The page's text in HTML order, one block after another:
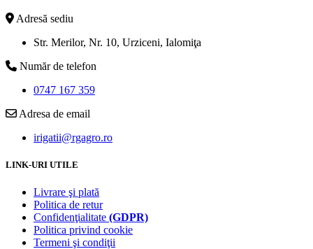
Adresă sediu
Str. Merilor, Nr. 10, Urziceni, Ialomiţa
Număr de telefon
0747 167 359
Adresa de email
irigatii@rgagro.ro
LINK-URI UTILE
Livrare şi plată
Politica de retur
Confidenţialitate (GDPR)
Politica privind cookie
Termeni şi condiţii